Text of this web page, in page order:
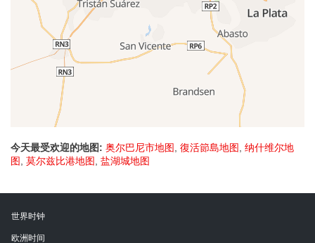
今天最受欢迎的地图: 奥尔巴尼市地图, 復活節島地图, 纳什维尔地
图, 莫尔兹比港地图, 盐湖城地图
世界时钟
欧洲时间